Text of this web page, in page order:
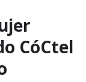
CóCtel